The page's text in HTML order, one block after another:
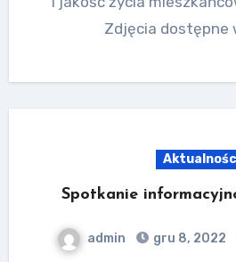
Zdjęcia dostępne
Spotkanie
admin gru 8, 2022